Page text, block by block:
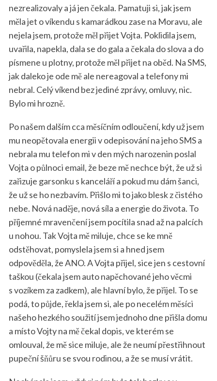
nezrealizovaly a já jen čekala. Pamatuji si, jak jsem
měla jet o víkendu s kamarádkou zase na Moravu, ale
nejela jsem, protože měl přijet Vojta. Poklidila jsem,
uvařila, napekla, dala se do gala a čekala do slova a do
písmene u plotny, protože měl přijet na oběd. Na SMS,
jak daleko je ode mě ale nereagoval a telefony mi
nebral. Celý víkend bez jediné zprávy, omluvy, nic.
Bylo mi hrozně.
Po našem dalším cca měsíčním odloučení, kdy už jsem
mu neopětovala energii v odepisování na jeho SMS a
nebrala mu telefon mi v den mých narozenin poslal
Vojta o půlnoci email, že beze mě nechce být, že už si
zařizuje garsonku s kanceláří a pokud mu dám šanci,
že už se ho nezbavím. Přišlo mi to jako blesk z čistého
nebe. Nová naděje, nová síla a energie do života. To
příjemné mravenčení jsem pocítila snad až na palcích
u nohou. Tak Vojta mě miluje, chce se ke mně
odstěhovat, pomyslela jsem si a hned jsem
odpověděla, že ANO. A Vojta přijel, sice jen s cestovní
taškou (čekala jsem auto napěchované jeho věcmi
s vozíkem za zadkem), ale hlavní bylo, že přijel. To se
podá, to půjde, řekla jsem si, ale po necelém měsíci
našeho hezkého soužití jsem jednoho dne přišla domu
a místo Vojty na mě čekal dopis, ve kterém se
omlouval, že mě sice miluje, ale že neumí přestřihnout
pupeční šňůru se svou rodinou, a že se musí vrátit.